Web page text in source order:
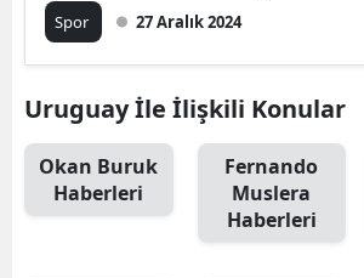
Spor 27 Aralık 2024
Uruguay İle İlişkili Konular
Okan Buruk
Haberleri
Fernando
Muslera
Haberleri